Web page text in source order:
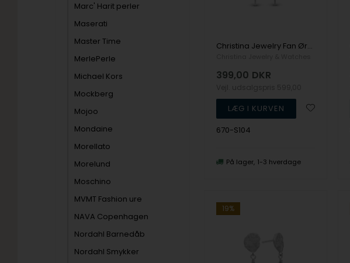
Marc' Harit perler
Maserati
Master Time
MerlePerle
Michael Kors
Mockberg
Mojoo
Mondaine
Morellato
Morelund
Moschino
MVMT Fashion ure
NAVA Copenhagen
Nordahl Barnedåb
Nordahl Smykker
Christina Jewelry Fan Ørehænger
399,00 DKR
670-S104
På lager 1-3 hverdage
19%